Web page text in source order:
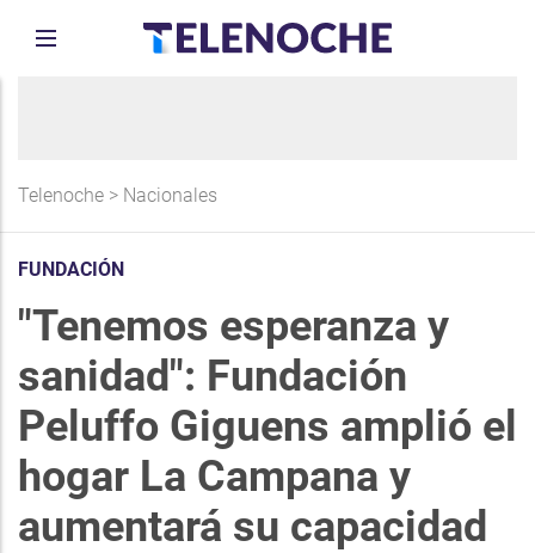
Telenoche > Nacionales
FUNDACIÓN
"Tenemos esperanza y
sanidad": Fundación
Peluffo Giguens amplió el
hogar La Campana y
aumentará su capacidad